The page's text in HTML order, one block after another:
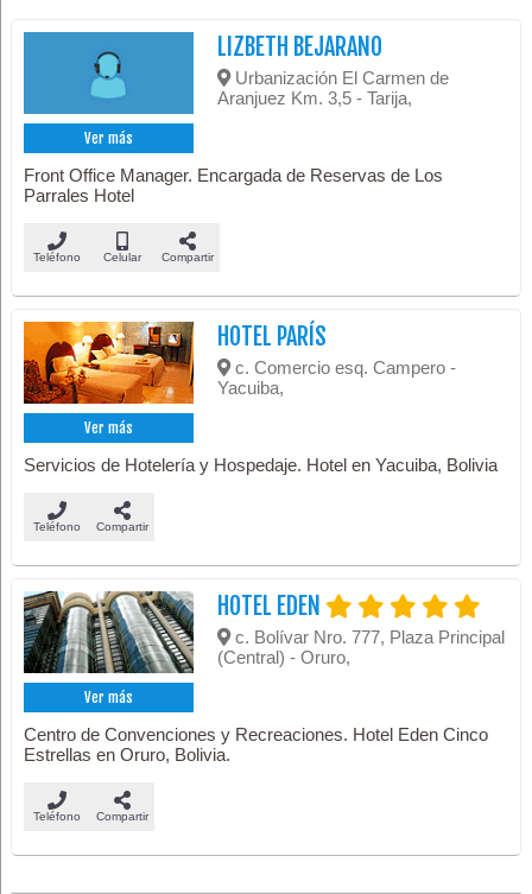
Ver más
LIZBETH BEJARANO
Urbanización El Carmen de
Aranjuez Km. 3,5 - Tarija,
Front Office Manager. Encargada de Reservas de Los
Parrales Hotel
Teléfono Celular Compartir
Ver más
HOTEL PARÍS
c. Comercio esq. Campero -
Yacuiba,
Servicios de Hotelería y Hospedaje. Hotel en Yacuiba, Bolivia
Teléfono Compartir
Ver más
HOTEL EDEN
c. Bolívar Nro. 777, Plaza Principal
(Central) - Oruro,
Centro de Convenciones y Recreaciones. Hotel Eden Cinco
Estrellas en Oruro, Bolivia.
Teléfono Compartir